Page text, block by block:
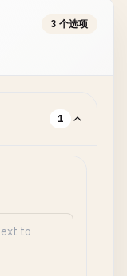
3 个选项
1